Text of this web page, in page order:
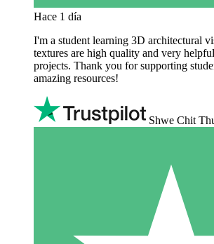
Hace 1 día
I'm a student learning 3D architectural
textures are high quality and very
projects. Thank you for supporting
amazing resources!
Shwe Chit